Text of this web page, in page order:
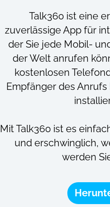
Talk360 ist eine
zuverlässige App für
der Sie jede Mobil-
der Welt anrufen
kostenlosen
Empfänger des
Mit Talk360 ist es
und erschwinglich,
werden